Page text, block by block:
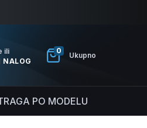
ili
NALOG
0
Ukupno
PO MODELU